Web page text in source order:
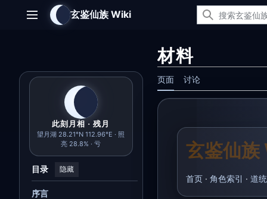
主菜单 玄鉴仙族 Wiki
此刻月相 · 残月
望月湖 28.21°N 112.96°E · 照
亮 28.8% · 亏
目录 隐藏
序言
材料
页面 讨论
玄鉴仙
首页 · 角色索引 · 道